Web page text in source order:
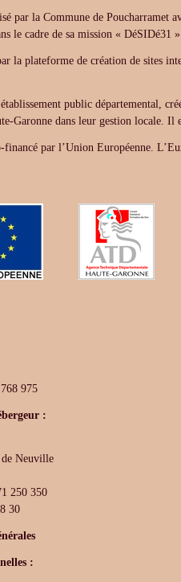
par la Commune de Poucharramet
le cadre de sa mission « DéSIDé31
la plateforme de création de sites
public départemental,
Garonne dans leur gestion locale. Il
financé par l’Union Européenne.
975
:
Neuville
250 350
30
: